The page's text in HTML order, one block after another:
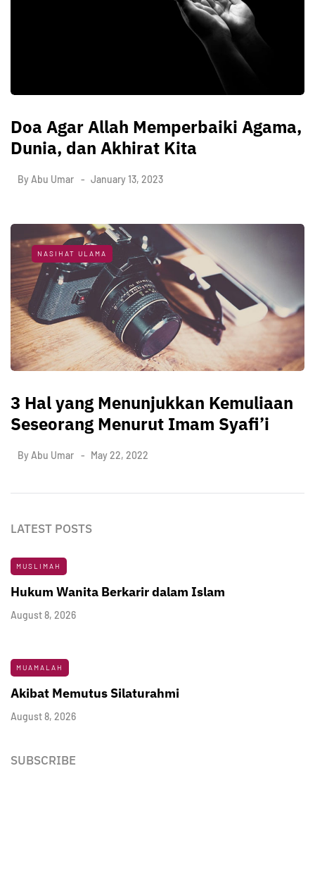
Doa Agar Allah Memperbaiki Agama,
Dunia, dan Akhirat Kita
By Abu Umar January 13, 2023
NASIHAT ULAMA
3 Hal yang Menunjukkan Kemuliaan
Seseorang Menurut Imam Syafi’i
By Abu Umar May 22, 2022
LATEST POSTS
MUSLIMAH
Hukum Wanita Berkarir dalam Islam
August 8, 2026
MUAMALAH
Akibat Memutus Silaturahmi
August 8, 2026
SUBSCRIBE